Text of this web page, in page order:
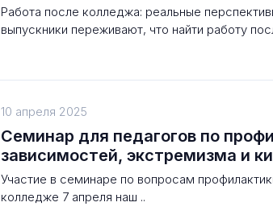
Работа после колледжа: реальные
выпускники переживают, что найти работу
10 апреля 2025
Семинар для педагогов по
зависимостей, экстремизма и
Участие в семинаре по вопросам
колледже 7 апреля наш ..